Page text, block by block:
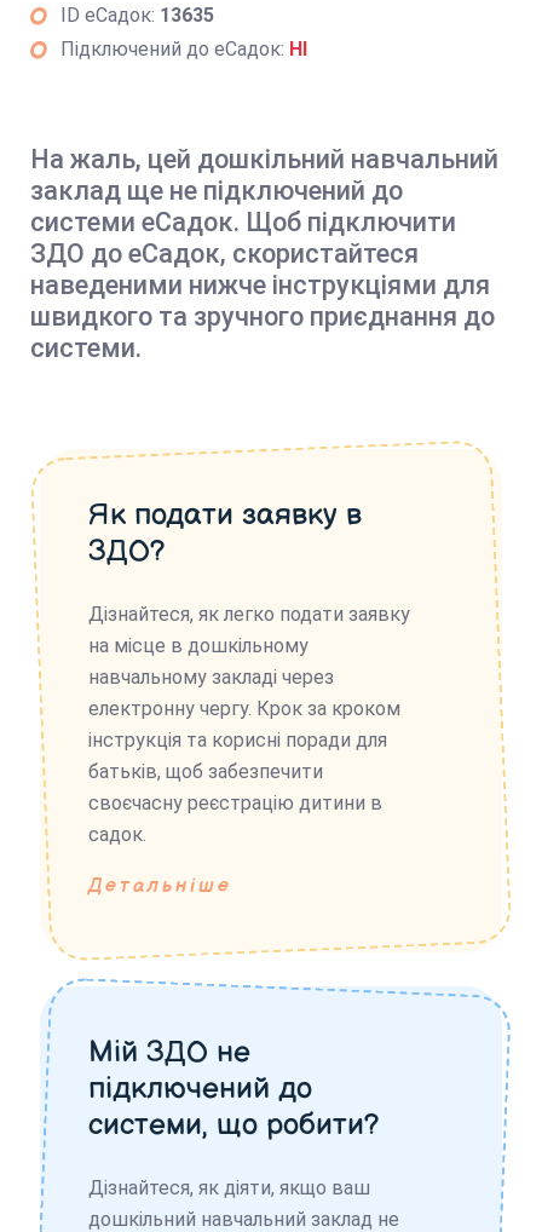
ID еСадок: 13635
Підключений до еСадок: НІ
На жаль, цей дошкільний навчальний
заклад ще не підключений до
системи еСадок. Щоб підключити
ЗДО до еСадок, скористайтеся
наведеними нижче інструкціями для
швидкого та зручного приєднання до
системи.
Як подати заявку в
ЗДО?
Дізнайтеся, як легко подати заявку
на місце в дошкільному
навчальному закладі через
електронну чергу. Крок за кроком
інструкція та корисні поради для
батьків, щоб забезпечити
своєчасну реєстрацію дитини в
садок.
Детальніше
Мій ЗДО не
підключений до
системи, що робити?
Дізнайтеся, як діяти, якщо ваш
дошкільний навчальний заклад не